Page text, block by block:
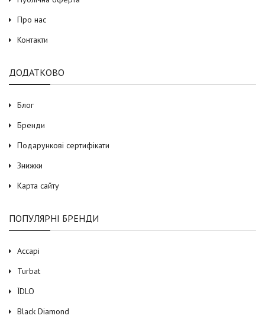
Про нас
Контакти
ДОДАТКОВО
Блог
Бренди
Подарункові сертифікати
Знижки
Карта сайту
ПОПУЛЯРНІ БРЕНДИ
Accapi
Turbat
ЇDLO
Black Diamond